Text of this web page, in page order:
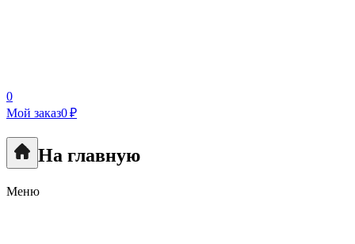
0
Мой заказ0 ₽
На главную
Меню